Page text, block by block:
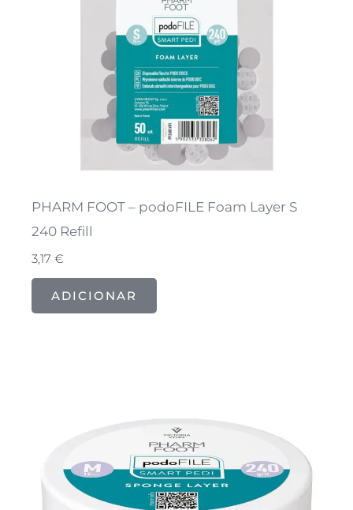
PHARM FOOT – podoFILE Foam Layer S
240 Refill
3,17€
ADICIONAR